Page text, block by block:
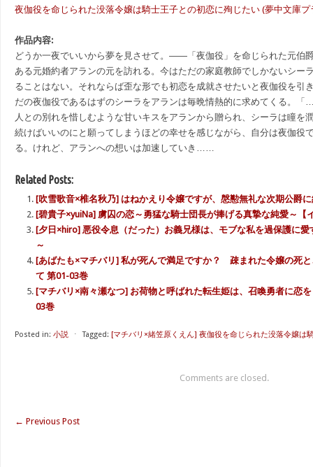
夜伽役を命じられた没落令嬢は騎士王子との初恋に殉じたい (夢中文庫プ
作品内容:
どうか一夜でいいから夢を見させて。――「夜伽役」を命じられた元伯
ある元婚約者アランの元を訪れる。今はただの家庭教師でしかないシー
ることはない。それならば歪な形でも初恋を成就させたいと夜伽役を引
だの夜伽役であるはずのシーラをアランは毎晩情熱的に求めてくる。
人との別れを惜しむような甘いキスをアランから贈られ、シーラは瞳を
続けばいいのにと願ってしまうほどの幸せを感じながら、自分は夜伽役
る。けれど、アランへの想いは加速していき……
Related Posts:
[吹雪歌音×椎名秋乃] はねかえり令嬢ですが、慇懃無礼な次期公爵
[碧貴子×yuiNa] 虜囚の恋～勇猛な騎士団長が捧げる真摯な純愛～【
[夕日×hiro] 悪役令息（だった）お義兄様は、モブな私を過保護に
～
[あばたも×マチバリ] 私が死んで満足ですか？ 疎まれた令嬢の死
て 第01-03巻
[マチバリ×南々瀬なつ] お荷物と呼ばれた転生姫は、召喚勇者に恋
03巻
Posted in: 小説 ⋅ Tagged: [マチバリ×緒笠原くえん] 夜伽役を命じられた没落令嬢は
Comments are closed.
← Previous Post